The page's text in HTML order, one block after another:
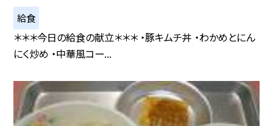
給食
＊＊＊今日の給食の献立＊＊＊ ・豚キムチ丼 ・わかめとにん
にく炒め ・中華風コー...